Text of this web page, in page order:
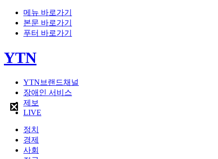
메뉴 바로가기
본문 바로가기
푸터 바로가기
YTN
YTN브랜드채널
장애인 서비스
제보
LIVE
정치
경제
사회